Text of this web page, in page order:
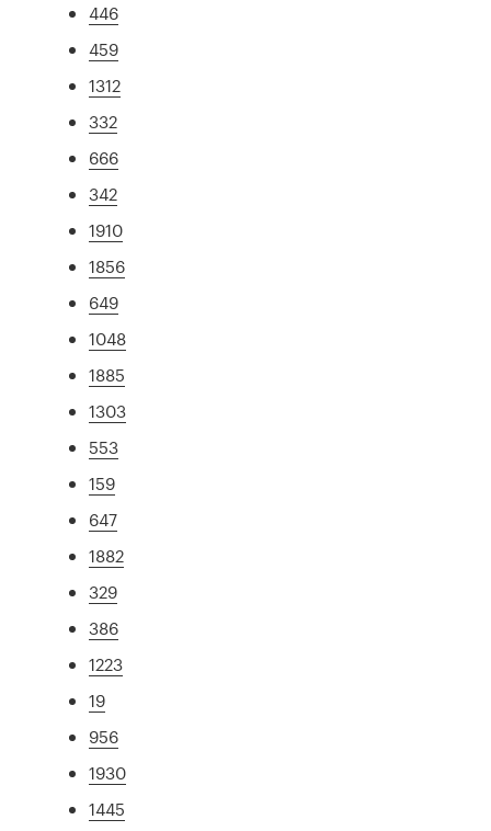
446
459
1312
332
666
342
1910
1856
649
1048
1885
1303
553
159
647
1882
329
386
1223
19
956
1930
1445